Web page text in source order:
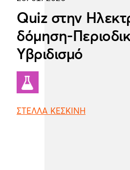
Quiz στην
δόμηση-
Υβριδισμό
ΣΤΕΛΛΑ ΚΕΣΚΙΝΗ